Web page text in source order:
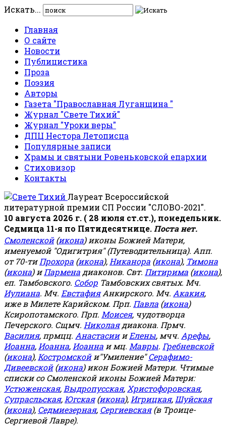
Искать...
Главная
О сайте
Новости
Публицистика
Проза
Поэзия
Авторы
Газета "Православная Луганщина "
Журнал "Свете Тихий"
Журнал "Уроки веры"
ДПЦ Нестора Летописца
Популярные записи
Храмы и святыни Ровеньковской епархии
Стиховизор
Контакты
Лауреат Всероссийской
литературной премии СП России "СЛОВО-2021".
10 августа 2026 г. ( 28 июля ст.ст.), понедельник.
Седмица 11-я по Пятидесятнице. Поста нет.
Смоленской(икона) иконы Божией Матери,
именуемой "Одигитрия" (Путеводительница). Апп.
от 70-тиПрохора (икона), Никанора (икона), Тимона
(икона) иПармена диаконов. Свт. Питирима (икона),
еп. Тамбовского. Собор Тамбовских святых. Мч.
Иулиана. Мч. ЕвстафияАнкирского. Мч. Акакия,
иже в Милете Карийском. Прп. Павла (икона)
Ксиропотамского. Прп. Моисея, чудотворца
Печерского. Сщмч. Николаядиакона. Прмч.
Василия, прмцц. АнастасиииЕлены, мчч. Арефы,
Иоанна, Иоанна, Иоанна и мц. Мавры. Гребневской
(икона), Костромскойи"Умиление"Серафимо-
Дивеевской(икона) икон Божией Матери. Чтимые
списки со Смоленской иконы Божией Матери:
Устюженская, Выдропусская, Христофоровская,
Супрасльская, Югская(икона), Игрицкая, Шуйская
(икона), Седмиезерная, Сергиевская(в Троице-
Сергиевой Лавре).